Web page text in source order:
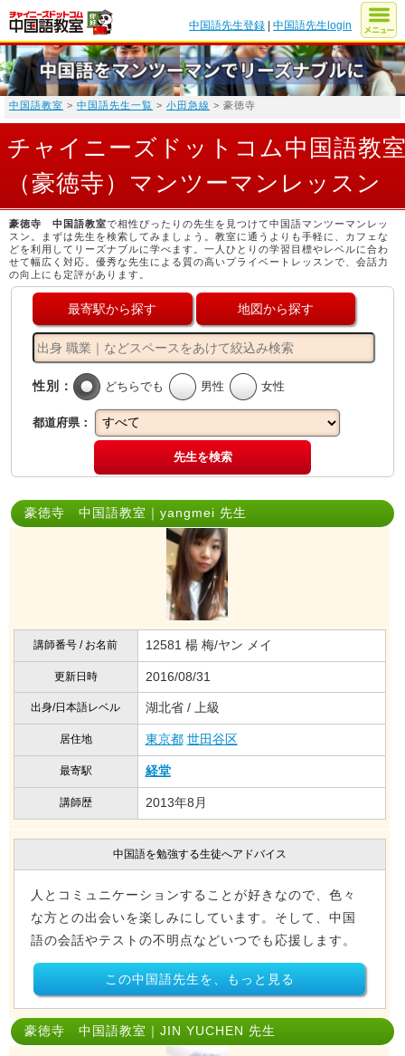
中国語先生登録 |中国語先生login
中国語教室 > 中国語先生一覧 > 小田急線 > 豪徳寺
チャイニーズドットコム中国語教
（豪徳寺）マンツーマンレッスン
豪徳寺 中国語教室で相性ぴったりの先生を見つけて中国語マンツーマンレッ
スン。まずは先生を検索してみましょう。教室に通うよりも手軽に、カフェな
どを利用してリーズナブルに学べます。一人ひとりの学習目標やレベルに合わ
せて幅広く対応。優秀な先生による質の高いプライベートレッスンで、会話力
の向上にも定評があります。
最寄駅から探す 地図から探す
性別： どちらでも 男性 女性
都道府県：
先生を検索
豪徳寺 中国語教室｜yangmei 先生
講師番号 / お名前 12581 楊 梅/ヤン メイ
更新日時 2016/08/31
出身/日本語レベル 湖北省 / 上級
居住地 東京都 世田谷区
最寄駅 経堂
講師歴 2013年8月
中国語を勉強する生徒へアドバイス
人とコミュニケーションすることが好きなので、色々
な方との出会いを楽しみにしています。そして、中国
語の会話やテストの不明点などいつでも応援します。
この中国語先生を、もっと見る
豪徳寺 中国語教室｜JIN YUCHEN 先生